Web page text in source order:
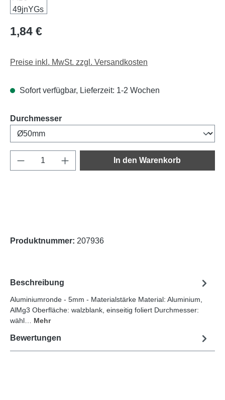
Regulärer Preis:
1,84 €
Preise inkl. MwSt. zzgl. Versandkosten
Sofort verfügbar, Lieferzeit: 1-2 Wochen
Durchmesserauswählen
Produkt Anzahl: Gib den gewünschten
In den Warenkorb
Produktnummer: 207936
Beschreibung
Aluminiumronde - 5mm - Materialstärke Material: Aluminium,
AlMg3 Oberfläche: walzblank, einseitig foliert Durchmesser:
wähl… Mehr
Bewertungen